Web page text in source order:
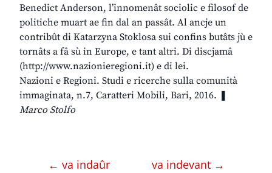
Benedict Anderson, l’innomenât sociolic e filosof de
politiche muart ae fin dal an passât. Al ancje un
contribût di Katarzyna Stoklosa sui confins butâts jù e
tornâts a fâ sù in Europe, e tant altri. Di discjamâ
(http://www.nazionieregioni.it) e di lei.
Nazioni e Regioni. Studi e ricerche sulla comunità
immaginata, n.7, Caratteri Mobili, Bari, 2016. ❚
Marco Stolfo
← va indaûr va indevant →